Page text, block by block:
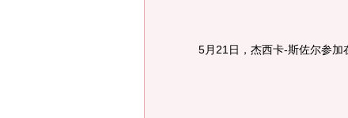
5月21日，杰西卡-斯佐尔参加